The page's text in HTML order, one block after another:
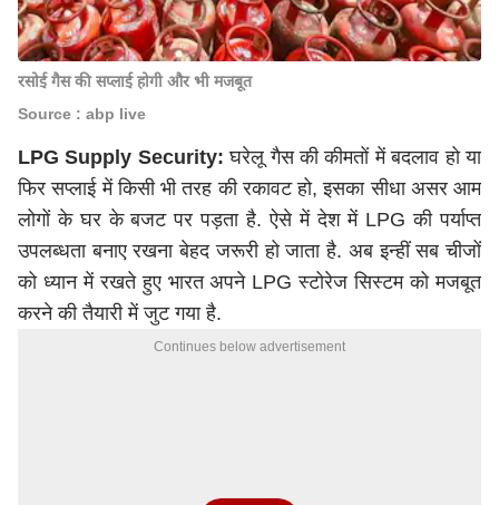
रसोई गैस की सप्लाई होगी और भी मजबूत
Source : abp live
LPG Supply Security: घरेलू गैस की कीमतों में बदलाव हो या
फिर सप्लाई में किसी भी तरह की रकावट हो, इसका सीधा असर आम
लोगों के घर के बजट पर पड़ता है. ऐसे में देश में LPG की पर्याप्त
उपलब्धता बनाए रखना बेहद जरूरी हो जाता है. अब इन्हीं सब चीजों
को ध्यान में रखते हुए भारत अपने LPG स्टोरेज सिस्टम को मजबूत
करने की तैयारी में जुट गया है.
Continues below advertisement